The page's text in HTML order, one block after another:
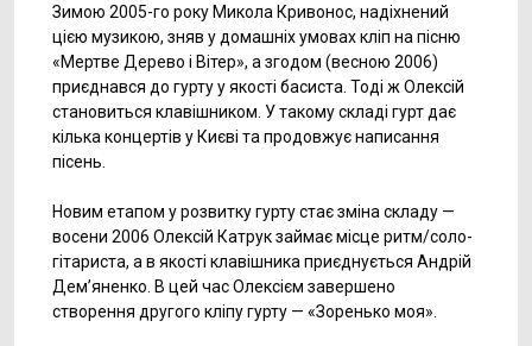
Зимою 2005-го року Микола Кривонос, надіхнений
цією музикою, зняв у домашніх умовах кліп на пісню
«Мертве Дерево і Вітер», а згодом (весною 2006)
приєднався до гурту у якості басиста. Тоді ж Олексій
становиться клавішником. У такому складі гурт дає
кілька концертів у Києві та продовжує написання
пісень.
Новим етапом у розвитку гурту стає зміна складу —
восени 2006 Олексій Катрук займає місце ритм/соло-
гітариста, а в якості клавішника приєднується Андрій
Дем’яненко. В цей час Олексієм завершено
створення другого кліпу гурту — «Зоренько моя».